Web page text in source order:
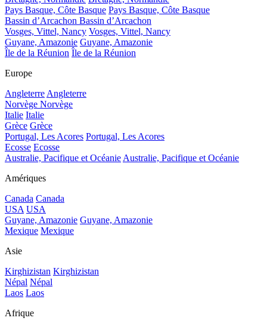
Pays Basque, Côte Basque Pays Basque, Côte Basque
Bassin d’Arcachon Bassin d’Arcachon
Vosges, Vittel, Nancy Vosges, Vittel, Nancy
Guyane, Amazonie Guyane, Amazonie
Île de la Réunion Île de la Réunion
Europe
Angleterre Angleterre
Norvège Norvège
Italie Italie
Grèce Grèce
Portugal, Les Acores Portugal, Les Acores
Ecosse Ecosse
Australie, Pacifique et Océanie Australie, Pacifique et Océanie
Amériques
Canada Canada
USA USA
Guyane, Amazonie Guyane, Amazonie
Mexique Mexique
Asie
Kirghizistan Kirghizistan
Népal Népal
Laos Laos
Afrique